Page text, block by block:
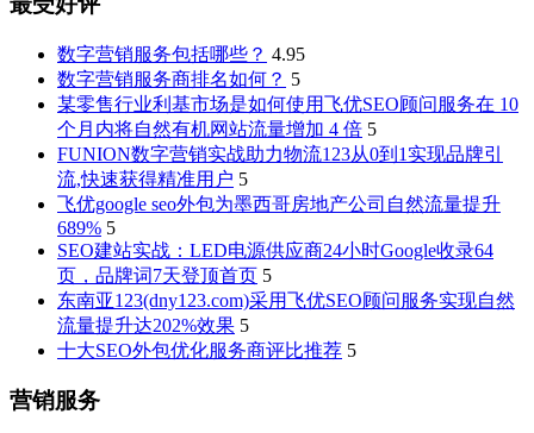
数字营销服务包括哪些？ 4.95
数字营销服务商排名如何？ 5
某零售行业利基市场是如何使用飞优SEO顾问服务在 10
个月内将自然有机网站流量增加 4 倍 5
FUNION数字营销实战助力物流123从0到1实现品牌引
流,快速获得精准用户 5
飞优google seo外包为墨西哥房地产公司自然流量提升
689% 5
SEO建站实战：LED电源供应商24小时Google收录64
页，品牌词7天登顶首页 5
东南亚123(dny123.com)采用飞优SEO顾问服务实现自然
流量提升达202%效果 5
十大SEO外包优化服务商评比推荐 5
营销服务